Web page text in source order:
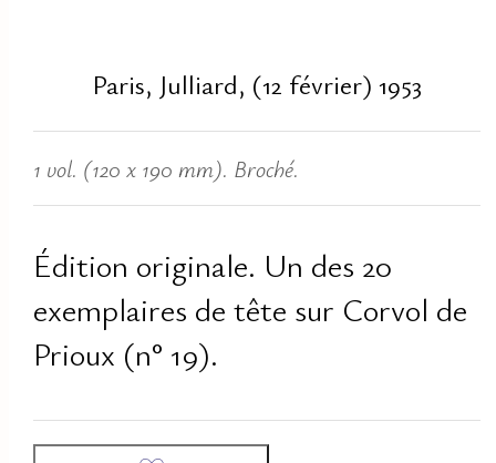
Paris, Julliard, (12 février) 1953
1 vol. (120 x 190 mm). Broché.
Édition originale. Un des 20
exemplaires de tête sur Corvol de
Prioux (n° 19).